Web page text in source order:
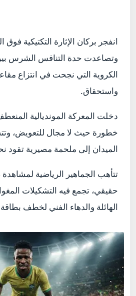
انفجر بركان الإثارة التكتيكية
وتصاعدت حدة التنافس الشرس
الكروية التي نجحت في انتزاع
واستحقاق.
دخلت المعركة المونديالية
خطورة حيث لا مجال للتعويض،
الميدان إلى ملحمة مصيرية تقود
تتأهب الجماهير الرياضية
حقيقي، تجمع فيه التشكيلات
الهائلة والدهاء الفني لخطف